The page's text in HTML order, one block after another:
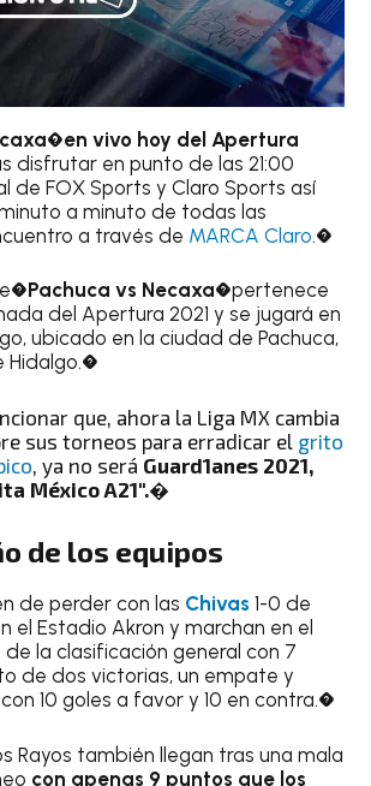
vivo hoy del Apertura
disfrutar en punto de las 21:00
de FOX Sports y Claro Sports así
a minuto de todas las
a través de MARCA Claro.�
Pachuca vs Necaxa�pertenece
del Apertura 2021 y se jugará en
ubicado en la ciudad de Pachuca,
Hidalgo.�
que, ahora la Liga MX cambia
sus torneos para erradicar el grito
, ya no será Guard1anes 2021,
México A21".�
de los equipos
de perder con las Chivas 1-0 de
el Estadio Akron y marchan en el
de la clasificación general con 7
de dos victorias, un empate y
10 goles a favor y 10 en contra.�
Rayos también llegan tras una mala
con apenas 9 puntos que los